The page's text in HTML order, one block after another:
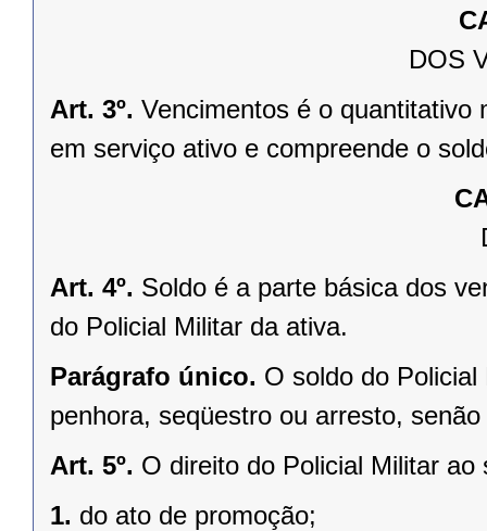
DOS
Art. 3º. Vencimentos é o quantitativo
em serviço ativo e compreende o
Art. 4º. Soldo é a parte básica dos
do Policial Militar da ativa.
Parágrafo único. O soldo do
penhora, seqüestro ou arresto,
Art. 5º. O direito do Policial Militar
1. do ato de promoção;